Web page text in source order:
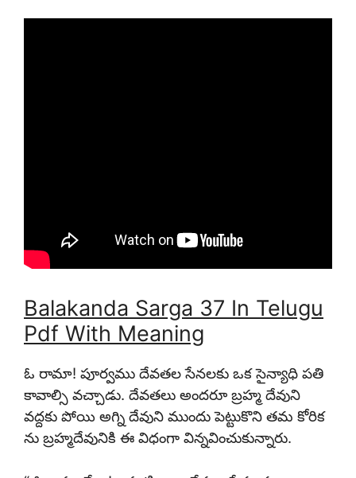
Balakanda Sarga 37 In Telugu
Pdf With Meaning
ఓ రామా! పూర్వము దేవతల సేనలకు ఒక సైన్యాధి పతి
కావాల్సి వచ్చాడు. దేవతలు అందరూ బ్రహ్మ దేవుని
వద్దకు పోయి అగ్ని దేవుని ముందు పెట్టుకొని తమ కోరిక
ను బ్రహ్మదేవునికి ఈ విధంగా విన్నవించుకున్నారు.